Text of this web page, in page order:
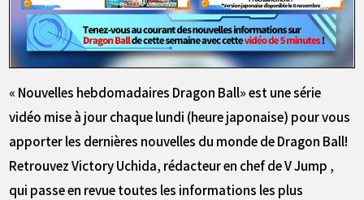
« Nouvelles hebdomadaires Dragon Ball» est une série
vidéo mise à jour chaque lundi (heure japonaise) pour vous
apporter les dernières nouvelles du monde de Dragon Ball!
Retrouvez Victory Uchida, rédacteur en chef de V Jump ,
qui passe en revue toutes les informations les plus